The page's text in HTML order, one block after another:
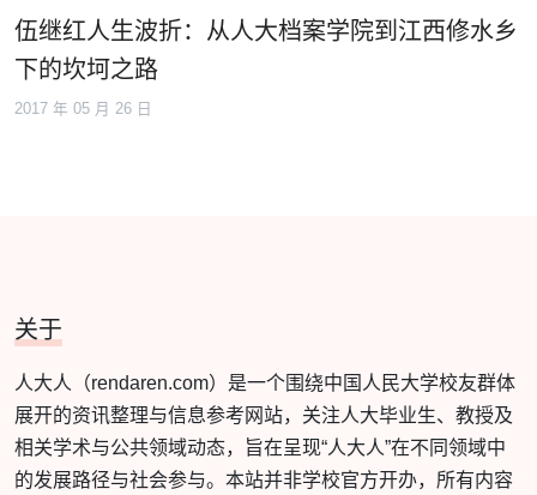
伍继红人生波折：从人大档案学院到江西修水乡
下的坎坷之路
2017 年 05 月 26 日
关于
人大人（rendaren.com）是一个围绕中国人民大学校友群体
展开的资讯整理与信息参考网站，关注人大毕业生、教授及
相关学术与公共领域动态，旨在呈现“人大人”在不同领域中
的发展路径与社会参与。本站并非学校官方开办，所有内容